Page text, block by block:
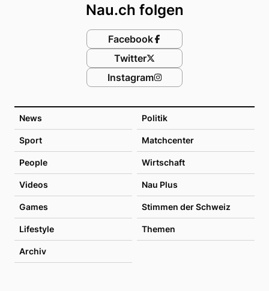
News Politik
Sport Matchcenter
People Wirtschaft
Videos Nau Plus
Games Stimmen der Schweiz
Lifestyle Themen
Archiv
Nau.ch folgen
Facebook
Twitter
Instagram